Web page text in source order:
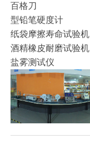
百格刀
型铅笔硬度计
纸袋摩擦寿命试验机
酒精橡皮耐磨试验机
盐雾测试仪